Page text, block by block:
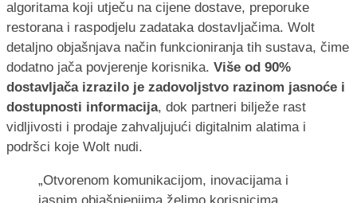
algoritama koji utječu na cijene dostave, preporuke
restorana i raspodjelu zadataka dostavljačima. Wolt
detaljno objašnjava način funkcioniranja tih sustava, čime
dodatno jača povjerenje korisnika. Više od 90%
dostavljača izrazilo je zadovoljstvo razinom jasnoće i
dostupnosti informacija, dok partneri bilježe rast
vidljivosti i prodaje zahvaljujući digitalnim alatima i
podršci koje Wolt nudi.
„Otvorenom komunikacijom, inovacijama i